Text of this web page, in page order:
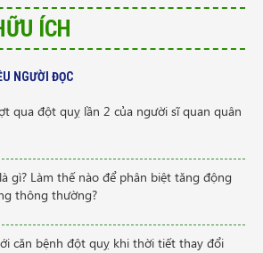
ÍCH
NGƯỜI ĐỌC
qua đột quỵ lần 2 của người sĩ quan quân
gì? Làm thế nào để phân biệt tăng động
thông thường?
căn bệnh đột quỵ khi thời tiết thay đổi